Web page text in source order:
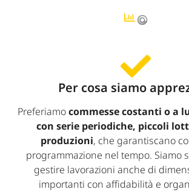
Per cosa siamo
Preferiamocommesse costanti o a
con serie periodiche, piccoli
produzioni, che garantiscano
programmazione nel tempo. Siamo
gestire lavorazioni anche di
importanti con affidabilità e